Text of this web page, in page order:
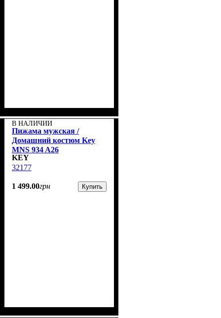
В НАЛИЧИИ
Пижама мужская /
Домашний костюм Key
MNS 934 A26
KEY
32177
1 499.00грн Купить